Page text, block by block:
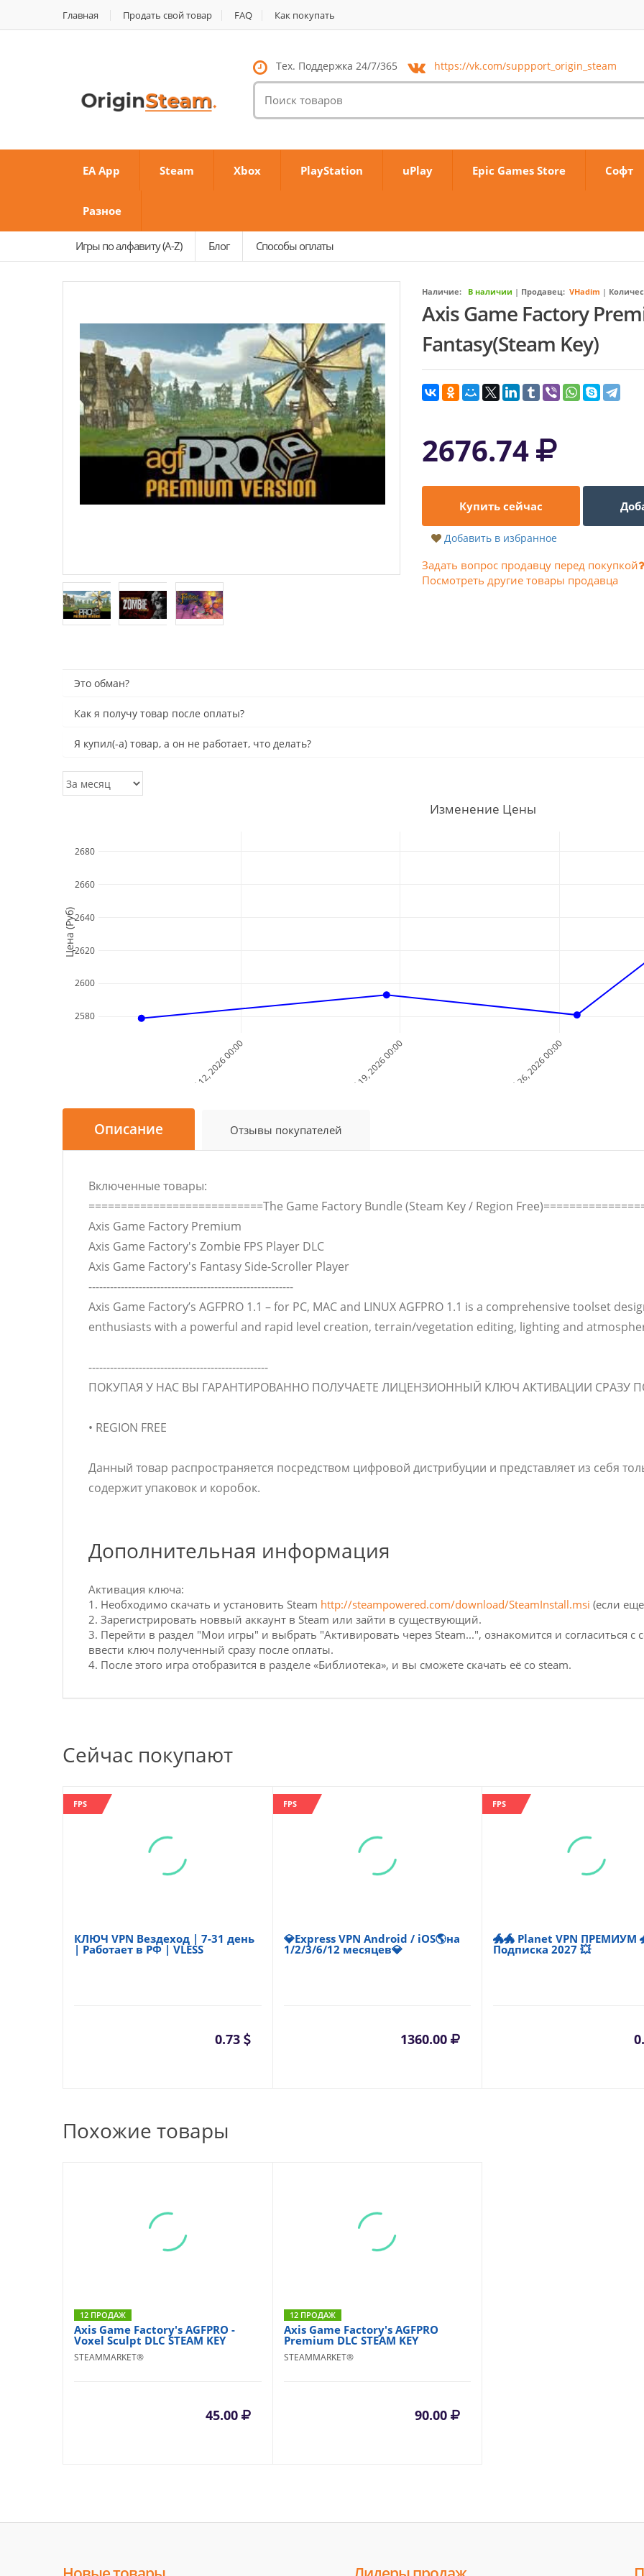
Главная Продать свой товар FAQ Как покупать
Тех. Поддержка 24/7/365 https://vk.com/suppport_origin_steam
Поиск
товаров:
EA App Steam Xbox PlayStation uPlay Epic Games Store Софт
Разное
Игры по алфавиту (A-Z) Блог Способы оплаты
Наличие: В наличии | Продавец: VHadim |
Axis Game Factory
Fantasy(Steam Key)
2676.74
Купить сейчас
Добавить в избранное
Задать вопрос продавцу перед покупкой
Посмотреть другие товары продавца
Это обман?
Как я получу товар после оплаты?
Я купил(-а) товар, а он не работает, что делать?
Jul 12, 2026 00:00 Jul 19, 2026 00:00 Jul 26, 2026 00:00
2580
2600
2620
2640
2660
2680
Изменение Цены
Цена (Руб)
Описание Отзывы покупателей
Включенные товары:
===========================The Game Factory Bundle (Steam Key / Region
Axis Game Factory Premium
Axis Game Factory's Zombie FPS Player DLC
Axis Game Factory's Fantasy Side-Scroller Player
---------------------------------------------------------
Axis Game Factory’s AGFPRO 1.1 – for PC, MAC and LINUX AGFPRO 1.1 is a comprehensive toolset
enthusiasts with a powerful and rapid level creation, terrain/vegetation editing, lighting and
--------------------------------------------------
ПОКУПАЯ У НАС ВЫ ГАРАНТИРОВАННО ПОЛУЧАЕТЕ ЛИЦЕНЗИОННЫЙ КЛЮЧ АКТИВАЦИИ СРАЗУ
• REGION FREE
Данный товар распространяется посредством цифровой дистрибуции и представляет из себя
содержит упаковок и коробок.
Дополнительная информация
Активация ключа:
1. Необходимо скачать и установить Steam http://steampowered.com/download/SteamInstall.msi (если
2. Зарегистрировать новвый аккаунт в Steam или зайти в существующий.
3. Перейти в раздел "Мои игры" и выбрать "Активировать через Steam...", ознакомится и согласиться
ввести ключ полученный сразу после оплаты.
4. После этого игра отобразится в разделе «Библиотека», и вы сможете скачать её со steam.
Сейчас покупают
FPS
КЛЮЧ VPN Вездеход | 7-31 день
| Работает в РФ | VLESS
0.73
FPS
💎Express VPN Android / iOS🌎на
1/2/3/6/12 месяцев💎
1360.00
FPS
🐲🐲 Planet VPN ПРЕМИУМ
Подписка 2027 💥
Похожие товары
12 ПРОДАЖ
Axis Game Factory's AGFPRO -
Voxel Sculpt DLC STEAM KEY
STEAMMARKET®
45.00
12 ПРОДАЖ
Axis Game Factory's AGFPRO
Premium DLC STEAM KEY
STEAMMARKET®
90.00